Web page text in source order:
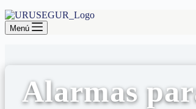
Menú
Alarmas